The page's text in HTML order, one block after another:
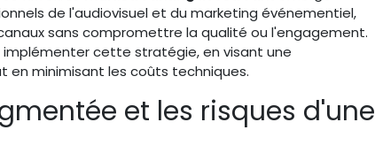
de l'audiovisuel et du marketing événementiel,
sans compromettre la qualité ou l'engagement.
cette stratégie, en visant une
en minimisant les coûts techniques.
et les risques d'une